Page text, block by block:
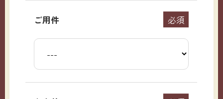
必須
ご用件